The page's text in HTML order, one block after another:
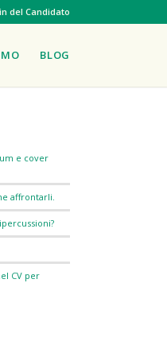
del Candidato
BLOG
e cover
affrontarli.
CV per